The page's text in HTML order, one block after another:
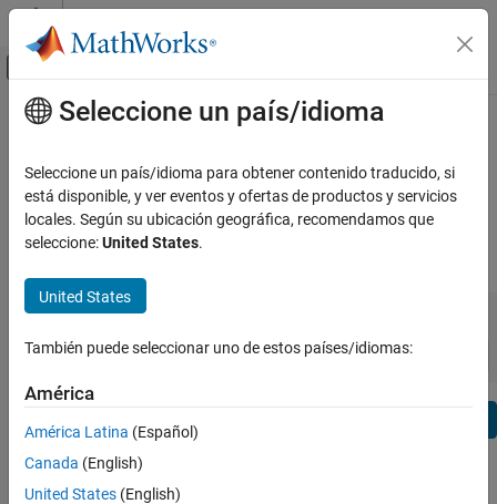
Saltar al contenido
Mostrar/ocultar menú de navegación
Ver por: Categoría
Using MATLAB
MATLAB
Using Simulink
Simulink
Physical Modeling
Real-Time Simulation and Testing
Workflows
Contenido principal
Wavelet Toolbox Release Notes
Bug Reports | Bug Fixes expand all in page
| Release Range:to
Starting Release
toEnding Release
Sort by:
Text Filter: Wavelet Toolbox Release Notes
Seleccione un país/idioma
Seleccione un país/idioma para obtener contenido traducido, si
está disponible, y ver eventos y ofertas de productos y servicios
locales. Según su ubicación geográfica, recomendamos que
seleccione:United States.
United States
También puede seleccionar uno de estos países/idiomas:
América
América Latina (Español)
Canada (English)
United States (English)